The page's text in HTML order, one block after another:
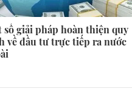
số giải pháp hoàn thiện quy
về đầu tư trực tiếp ra nước